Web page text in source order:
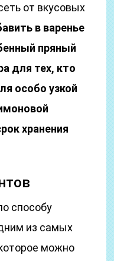
от вкусовых
в варенье
пряный
для тех, кто
особо узкой
хранения
способу
из самых
можно